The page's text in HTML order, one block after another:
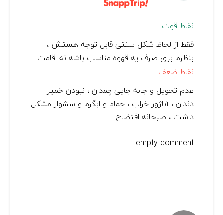
نقاط قوت:
فقط از لحاظ شکل سنتی قابل توجه هستش ،
بنظرم برای صرف یه قهوه مناسب باشه نه اقامت
نقاط ضعف:
عدم تحویل و جابه جایی چمدان ، نبودن خمیر
دندان ، آباژور خراب ، حمام و ابگرم و سشوار مشکل
داشت ، صبحانه افتضاح
empty comment